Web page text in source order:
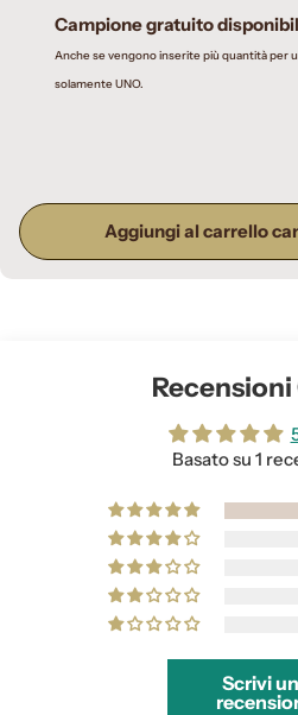
Campione gratuito
Anche se vengono inserite più quantità per
solamente UNO.
Aggiungi al carrello
Basato su 1
Scrivi